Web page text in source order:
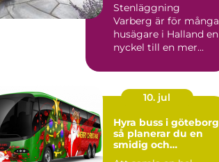
Stenläggning
Varberg är för många
husägare i Halland en
nyckel till en mer...
10. jul
Hyra buss i göteborg
så planerar du en
smidig och